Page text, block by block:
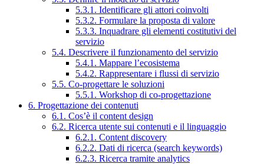
5.3.1. Identificare gli attori coinvolti
5.3.2. Formulare la proposta di valore
5.3.3. Inquadrare gli elementi costitutivi del
servizio
5.4. Descrivere il funzionamento del servizio
5.4.1. Mappare l’ecosistema
5.4.2. Rappresentare i flussi di servizio
5.5. Co-progettare le soluzioni
5.5.1. Workshop di co-progettazione
6. Progettazione dei contenuti
6.1. Cos’è il content design
6.2. Ricerca utente sui contenuti e il linguaggio
6.2.1. Content discovery
6.2.2. Dati di ricerca (search keywords)
6.2.3. Ricerca tramite analytics